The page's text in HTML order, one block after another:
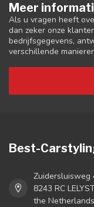
Meer
Als u vragen heeft
dan zeker onze
bedrijfsgegevens,
verschillende
Best-
Zuidersluisweg
8243 RC
the Netherlands